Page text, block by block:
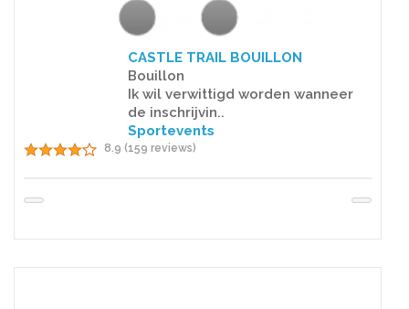
CASTLE TRAIL BOUILLON
Bouillon
Ik wil verwittigd worden wanneer
de inschrijvin..
Sportevents
8.9 (159 reviews)